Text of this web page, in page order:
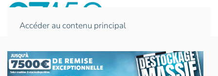
Accéder au contenu principal